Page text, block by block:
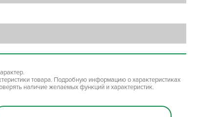
товара. Подробную информацию о характеристиках
наличие желаемых функций и характеристик.